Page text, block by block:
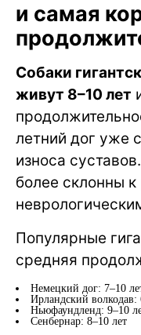
и самая
Собаки
живут 8–10 лет
летний дог уже
износа
более склонны к
Популярные
средняя
Немецкий дог: 7–10
Ирландский волкодав:
Ньюфаундленд: 9–10
Сенбернар: 8–10 лет